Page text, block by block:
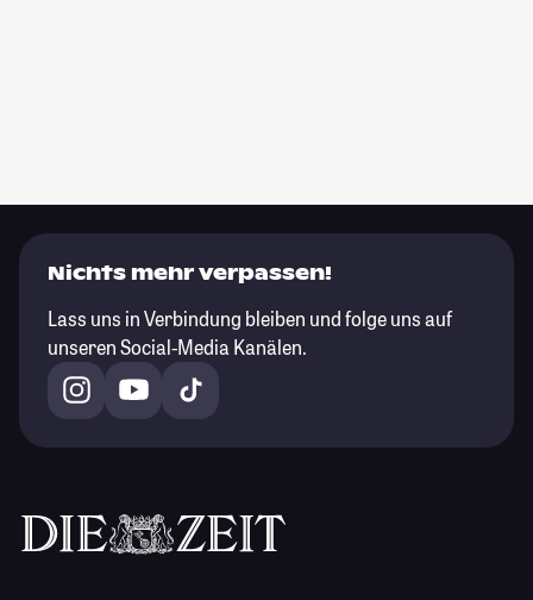
Nichts mehr verpassen!
Lass uns in Verbindung bleiben und folge uns auf
unseren Social-Media Kanälen.